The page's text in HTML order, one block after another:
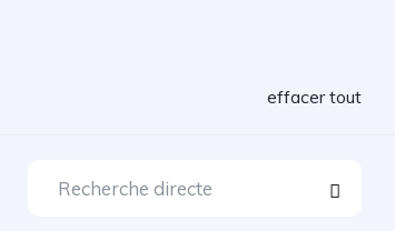
effacer tout